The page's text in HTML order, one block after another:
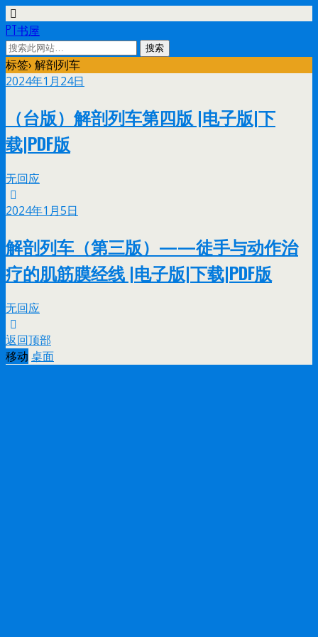
PT书屋
标签› 解剖列车
2024年1月24日
（台版）解剖列车第四版 |电子版|下
载|PDF版
无回应
2024年1月5日
解剖列车（第三版）——徒手与动作治
疗的肌筋膜经线 |电子版|下载|PDF版
无回应
返回顶部
移动 桌面